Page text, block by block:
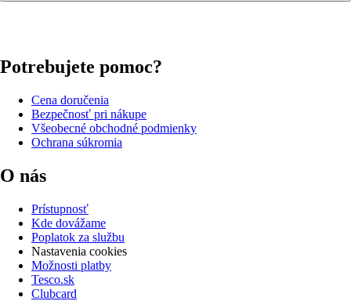
Potrebujete pomoc?
Cena doručenia
Bezpečnosť pri nákupe
Všeobecné obchodné podmienky
Ochrana súkromia
O nás
Prístupnosť
Kde dovážame
Poplatok za službu
Nastavenia cookies
Možnosti platby
Tesco.sk
Clubcard